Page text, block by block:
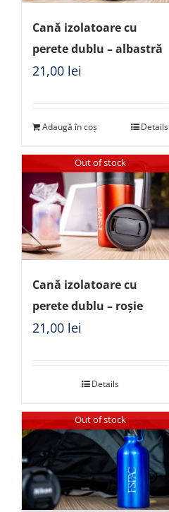
Cană izolatoare cu
perete dublu – albastră
21,00 lei
Adaugă în coș Details
Out of stock
Cană izolatoare cu
perete dublu – roșie
21,00 lei
Details
Out of stock